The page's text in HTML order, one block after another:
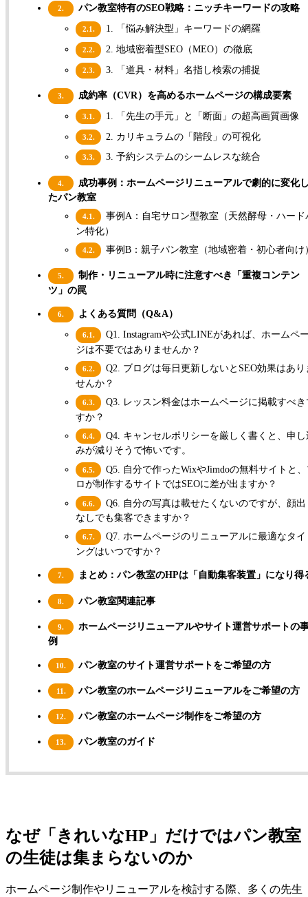
2. パン教室特有のSEO戦略：ニッチキーワードの攻略
2.1. 1. 「悩み解決型」キーワードの網羅
2.2. 2. 地域密着型SEO（MEO）の徹底
2.3. 3. 「道具・材料」名指し検索の捕捉
3. 成約率（CVR）を高めるホームページの構成要素
3.1. 1. 「先生の手元」と「断面」の超高画質画像
3.2. 2. カリキュラムの「階段」の可視化
3.3. 3. 予約システムのシームレスな統合
4.
成功事例：ホームページリニューアルで劇的に変化
たパン教室
4.1.
事例A：自宅サロン型教室（天然酵母・ハード
ン特化）
4.2. 事例B：親子パン教室（地域密着・初心者向け
5.
制作・リニューアル時に注意すべき「重複コンテン
ツ」の罠
6. よくある質問（Q&A）
6.1.
Q1. Instagramや公式LINEがあれば、ホームペ
ジは不要ではありませんか？
6.2.
Q2. ブログは毎日更新しないとSEO効果はあり
せんか？
6.3.
Q3. レッスン料金はホームページに掲載すべき
すか？
6.4.
Q4. キャンセルポリシーを厳しく書くと、申し
みが減りそうで怖いです。
6.5.
Q5. 自分で作ったWixやJimdoの無料サイトと
ロが制作するサイトではSEOに差が出ますか？
6.6.
Q6. 自分の写真は載せたくないのですが、顔出
なしでも集客できますか？
6.7.
Q7. ホームページのリニューアルに最適なタイ
ングはいつですか？
7. まとめ：パン教室のHPは「自動集客装置」になり得
8. パン教室関連記事
9.
ホームページリニューアルやサイト運営サポートの
例
10. パン教室のサイト運営サポートをご希望の方
11. パン教室のホームページリニューアルをご希望の方
12. パン教室のホームページ制作をご希望の方
13. パン教室のガイド
なぜ「きれいなHP」だけではパン教室
の生徒は集まらないのか
ホームページ制作やリニューアルを検討する際、多くの先生